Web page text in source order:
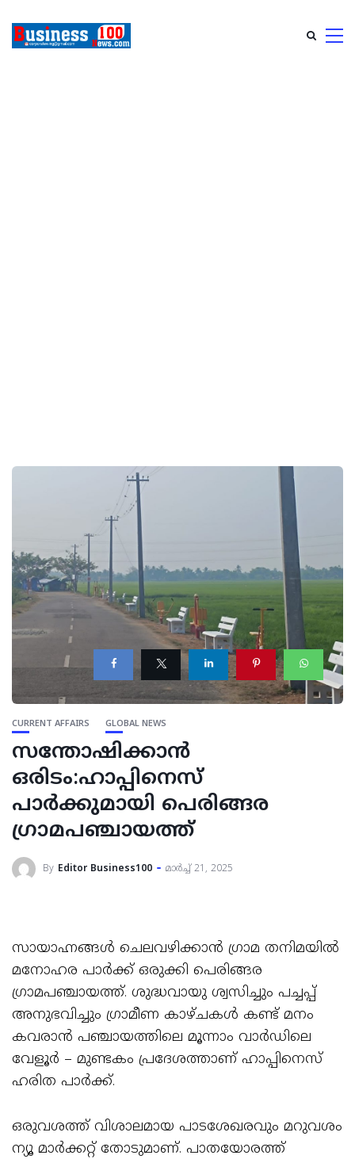
CURRENT AFFAIRS GLOBAL NEWS
സന്തോഷിക്കാന്‍
ഒരിടം:ഹാപ്പിനെസ്
പാര്‍ക്കുമായി പെരിങ്ങര
ഗ്രാമപഞ്ചായത്ത്
By Editor Business100 മാർച്ച്‌ 21, 2025
സായാഹ്നങ്ങള്‍ ചെലവഴിക്കാന്‍ ഗ്രാമ തനിമയില്‍
മനോഹര പാര്‍ക്ക് ഒരുക്കി പെരിങ്ങര
ഗ്രാമപഞ്ചായത്ത്. ശുദ്ധവായു ശ്വസിച്ചും പച്ചപ്പ്
അനുഭവിച്ചും ഗ്രാമീണ കാഴ്ചകള്‍ കണ്ട് മനം
കവരാന്‍ പഞ്ചായത്തിലെ മൂന്നാം വാര്‍ഡിലെ
വേളൂര്‍ – മുണ്ടകം പ്രദേശത്താണ് ഹാപ്പിനെസ്
ഹരിത പാര്‍ക്ക്.
ഒരുവശത്ത് വിശാലമായ പാടശേഖരവും മറുവശം
ന്യൂ മാര്‍ക്കറ്റ് തോടുമാണ്. പാതയോരത്ത്